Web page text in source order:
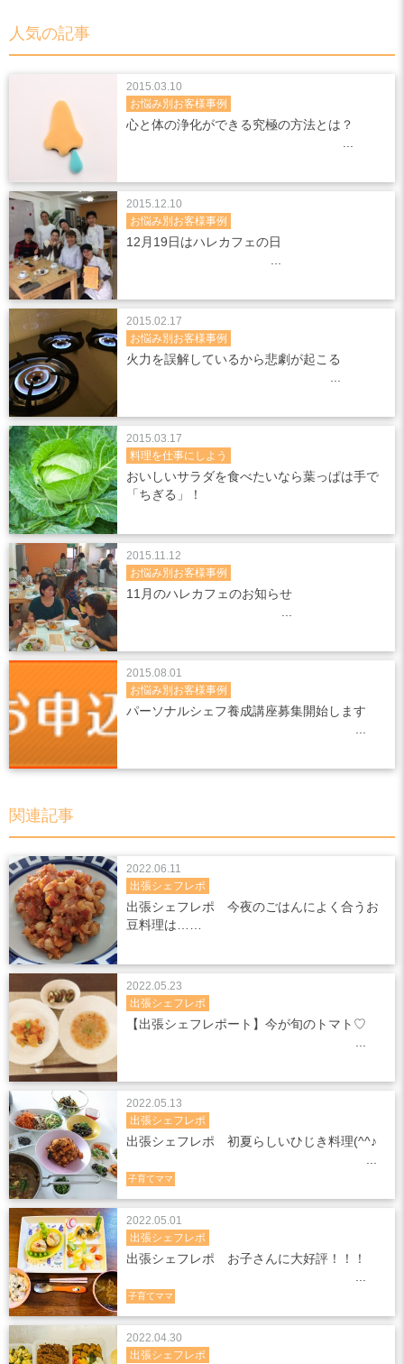
人気の記事
心と体の浄化ができる究極の方法とは？
お悩み別お客様事例
2015.03.10
12月19日はハレカフェの日
お悩み別お客様事例
2015.12.10
火力を誤解しているから悲劇が起こる
お悩み別お客様事例
2015.02.17
おいしいサラダを食べたいなら葉っぱは手で
「ちぎる」！
料理を仕事にしよう
2015.03.17
11月のハレカフェのお知らせ
お悩み別お客様事例
2015.11.12
パーソナルシェフ養成講座募集開始します
お悩み別お客様事例
2015.08.01
関連記事
出張シェフレポ 今夜のごはんによく合うお
豆料理は……
出張シェフレポ
2022.06.11
【出張シェフレポート】今が旬のトマト♡
出張シェフレポ
2022.05.23
出張シェフレポ 初夏らしいひじき料理(^^♪
出張シェフレポ
2022.05.13
子育てママ
出張シェフレポ お子さんに大好評！！！
出張シェフレポ
2022.05.01
子育てママ
出張シェフレポ
2022.04.30